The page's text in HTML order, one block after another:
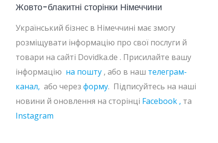
Жовто-блакитні сторінки Німеччини
Український бізнес в Німеччині має змогу
розміщувати інформацію про свої послуги й
товари на сайті Dovidka.de . Присилайте вашу
інформацію на пошту , або в наш телеграм-
канал, або через форму. Підписуйтесь на наші
новини й оновлення на сторінці Facebook , та
Instagram